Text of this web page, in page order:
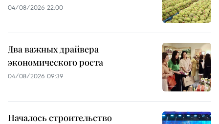
04/08/2026 22:00
Два важных драйвера
экономического роста
04/08/2026 09:39
Началось строительство